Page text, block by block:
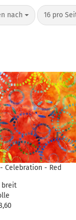
nach
nach 16 pro
pro Seite
Celebration - Red
breit